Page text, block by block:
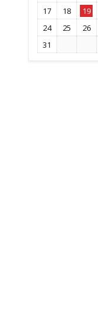
17
18 19
24
25 26
31